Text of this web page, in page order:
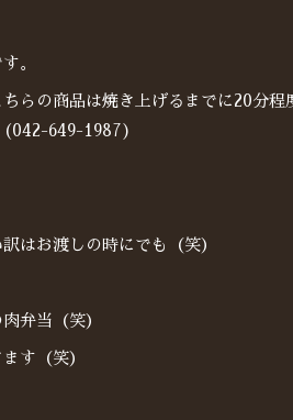
。
らの商品は焼き上げるまでに20分
(042-649-1987)
はお渡しの時にでも（笑）
弁当（笑）
す（笑）